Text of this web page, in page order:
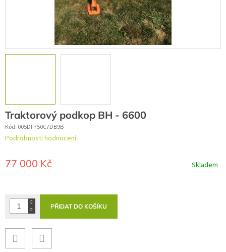
Traktorový podkop BH - 6600
Kód: 005DF750C7DB9B
Průměrné
je
0,0
Podrobnosti hodnocení
77 000 Kč Skladem
PŘIDAT DO KOŠÍKU